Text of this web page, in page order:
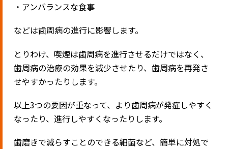
・アンバランスな食事
などは歯周病の進行に影響します。
とりわけ、喫煙は歯周病を進行させるだけではなく、
歯周病の治療の効果を減少させたり、歯周病を再発さ
せやすかったりします。
以上3つの要因が重なって、より歯周病が発症しやすく
なったり、進行しやすくなったりします。
歯磨きで減らすことのできる細菌など、簡単に対処で